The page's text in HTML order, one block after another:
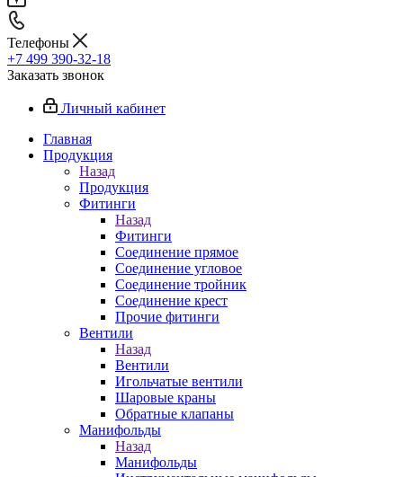
Телефоны
+7 499 390-32-18
Заказать звонок
Личный кабинет
Главная
Продукция
Назад
Продукция
Фитинги
Назад
Фитинги
Соединение прямое
Соединение угловое
Соединение тройник
Соединение крест
Прочие фитинги
Вентили
Назад
Вентили
Игольчатые вентили
Шаровые краны
Обратные клапаны
Манифольды
Назад
Манифольды